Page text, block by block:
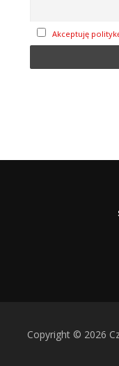
Akceptuję
Copyright © 2026